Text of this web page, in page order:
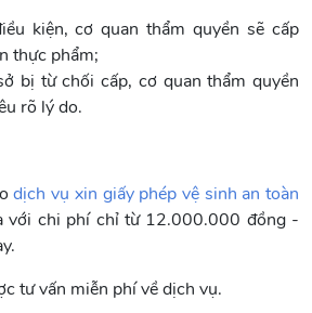
kiện, cơ quan thẩm quyền sẽ cấp
thực phẩm;
bị từ chối cấp, cơ quan thẩm quyền
rõ lý do.
dịch vụ xin giấy phép vệ sinh an toàn
với chi phí chỉ từ 12.000.000 đồng -
tư vấn miễn phí về dịch vụ.